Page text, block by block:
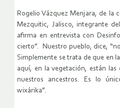
Rogelio Vázquez Menjara, de la
Mezquitic, Jalisco, integrante
afirma en entrevista con
cierto”. Nuestro pueblo, dice,
Simplemente se trata de que en
aquí, en la vegetación, están las
nuestros ancestros. Es lo
wixárika”.